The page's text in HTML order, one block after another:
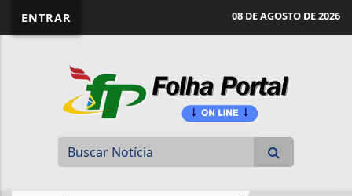
ENTRAR 08 DE AGOSTO DE 2026